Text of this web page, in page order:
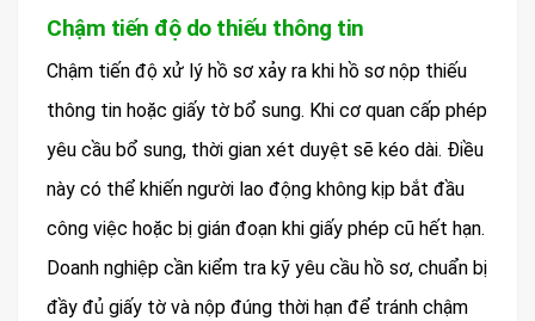
Chậm tiến độ do thiếu thông tin
Chậm tiến độ xử lý hồ sơ xảy ra khi hồ sơ nộp thiếu
thông tin hoặc giấy tờ bổ sung. Khi cơ quan cấp phép
yêu cầu bổ sung, thời gian xét duyệt sẽ kéo dài. Điều
này có thể khiến người lao động không kịp bắt đầu
công việc hoặc bị gián đoạn khi giấy phép cũ hết hạn.
Doanh nghiệp cần kiểm tra kỹ yêu cầu hồ sơ, chuẩn bị
đầy đủ giấy tờ và nộp đúng thời hạn để tránh chậm